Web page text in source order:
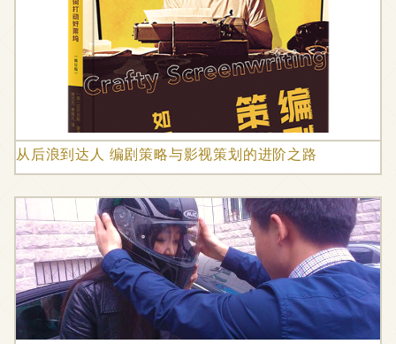
从后浪到达人 编剧策略与影视策划的进阶之路